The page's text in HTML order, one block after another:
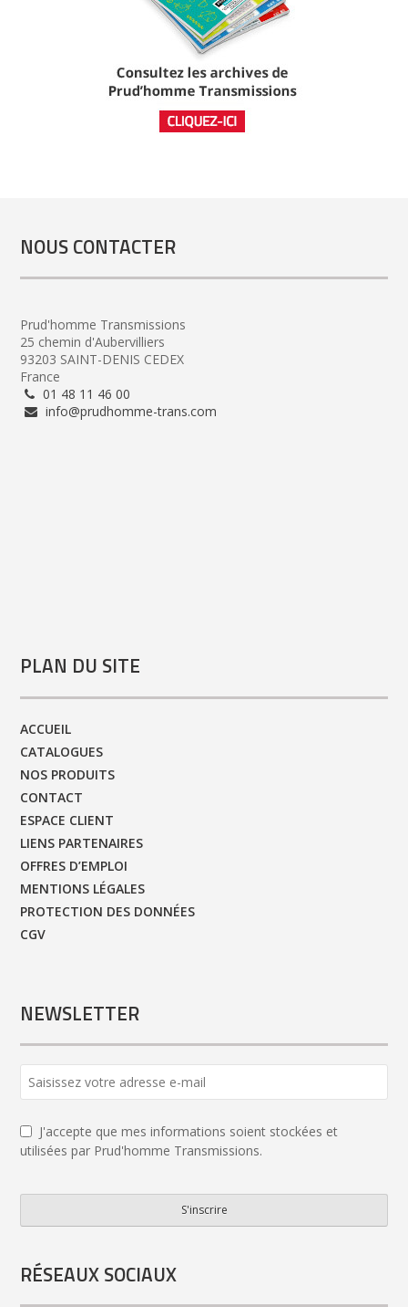
NOUS CONTACTER
Prud'homme Transmissions
25 chemin d'Aubervilliers
93203 SAINT-DENIS CEDEX
France
01 48 11 46 00
info@prudhomme-trans.com
PLAN DU SITE
ACCUEIL
CATALOGUES
NOS PRODUITS
CONTACT
ESPACE CLIENT
LIENS PARTENAIRES
OFFRES D’EMPLOI
MENTIONS LÉGALES
PROTECTION DES DONNÉES
CGV
NEWSLETTER
J'accepte que mes informations soient stockées et
utilisées par Prud'homme Transmissions.
S'inscrire
Email *
RÉSEAUX SOCIAUX